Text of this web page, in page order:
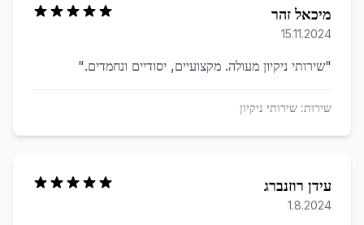
מיכאל זהר
15.11.2024
"שירותי ניקיון מעולה. מקצועיים, יסודיים ונחמדים."
שירות: שירותי ניקיון
עידן רוזנברג
1.8.2024